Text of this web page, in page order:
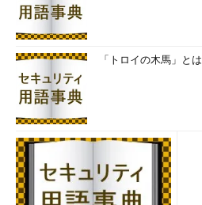
「トロイの木馬」とは